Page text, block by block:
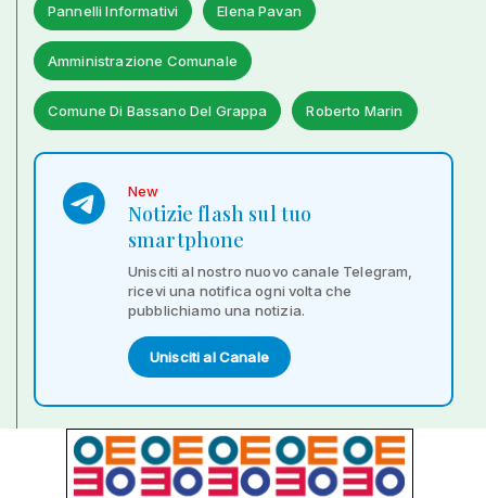
Pannelli Informativi Elena Pavan
Amministrazione Comunale
Comune Di Bassano Del Grappa Roberto Marin
New
Notizie flash sul tuo
smartphone
Unisciti al nostro nuovo canale Telegram,
ricevi una notifica ogni volta che
pubblichiamo una notizia.
Unisciti al Canale